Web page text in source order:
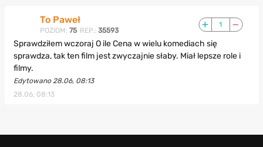
To Paweł
POZIOM: 75 REP.: 35593
1
Sprawdziłem wczoraj O ile Cena w wielu komediach się
sprawdza, tak ten film jest zwyczajnie słaby. Miał lepsze role i
filmy.
Edytowano 28.06, 08:13
28.06, 08:13